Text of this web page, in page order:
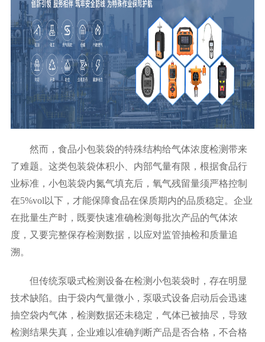
然而，食品小包装袋的特殊结构给气体浓度检测带来
了难题。这类包装袋体积小、内部气量有限，根据食品行
业标准，小包装袋内氮气填充后，氧气残留量须严格控制
在5%vol以下，才能保障食品在保质期内的品质稳定。企业
在批量生产时，既要快速准确检测每批次产品的气体浓
度，又要完整保存检测数据，以应对监管抽检和质量追
溯。
但传统泵吸式检测设备在检测小包装袋时，存在明显
技术缺陷。由于袋内气量微小，泵吸式设备启动后会迅速
抽空袋内气体，检测数据还未稳定，气体已被抽尽，导致
检测结果失真，企业难以准确判断产品是否合格，不合格